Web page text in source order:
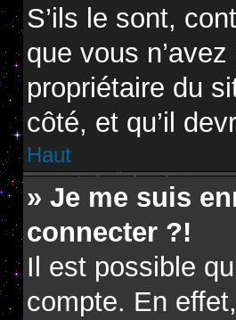
S’ils le sont,
que vous
propriétaire du
côté, et qu’il
Haut
» Je me suis
connecter ?!
Il est possible
compte. En